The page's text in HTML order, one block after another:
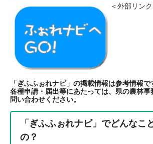
＜外部リンク
「ぎふふぉれナビ」の掲載情報は参考情報で
各種申請・届出等にあたっては、県の農林
問い合わせください。
「ぎふふぉれナビ」でどんなこ
の？